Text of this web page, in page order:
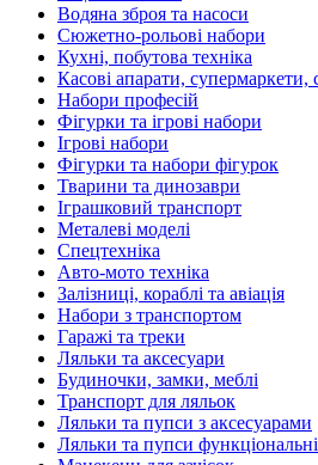
Водяна зброя та насоси
Сюжетно-рольові набори
Кухні, побутова техніка
Касові апарати, супермаркети,
Набори професій
Фігурки та ігрові набори
Ігрові набори
Фігурки та набори фігурок
Тварини та динозаври
Іграшковий транспорт
Металеві моделі
Спецтехніка
Авто-мото техніка
Залізниці, кораблі та авіація
Набори з транспортом
Гаражі та треки
Ляльки та аксесуари
Будиночки, замки, меблі
Транспорт для ляльок
Ляльки та пупси з аксесуарами
Ляльки та пупси функціональні